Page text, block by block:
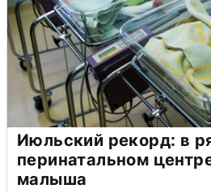
Июльский рекорд: в
перинатальном
малыша